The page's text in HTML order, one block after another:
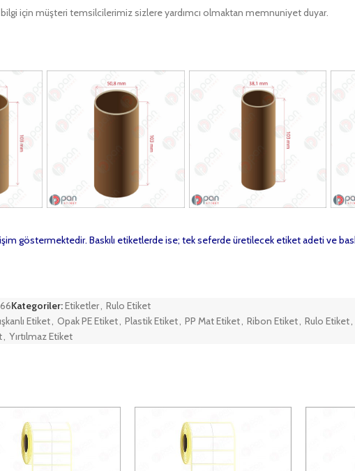
için müşteri temsilcilerimiz sizlere yardımcı olmaktan memnuniyet duyar.
göstermektedir. Baskılı etiketlerde ise; tek seferde üretilecek etiket adeti ve
Kategoriler:Etiketler, Rulo Etiket
Etiket, Opak PE Etiket, Plastik Etiket, PP Mat Etiket, Ribon Etiket, Rulo Etiket,
, Yırtılmaz Etiket